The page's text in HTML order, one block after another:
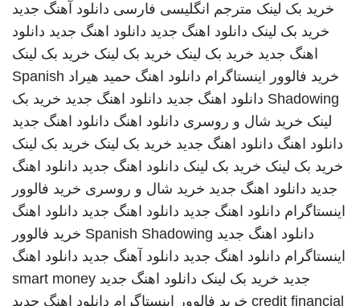
خرید بک لینک مترجم انگلیسی فارسی دانلود آهنگ جدید
خرید بک لینک دانلود اهنگ جدید دانلود اهنگ جدید دانلود
اهنگ جدید خرید بک لینک خرید بک لینک خرید بک لینک
خرید فالوور اینستاگرام دانلود اهنگ حمید هیراد Spanish
Shadowing دانلود اهنگ جدید دانلود اهنگ جدید خرید بک
لینک خرید شال و روسری دانلود اهنگ دانلود اهنگ جدید
دانلود اهنگ دانلود اهنگ جدید خرید بک لینک خرید بک لینک
خرید بک لینک خرید بک لینک دانلود اهنگ جدید دانلود اهنگ
جدید دانلود اهنگ جدید خرید شال و روسری خرید فالوور
اینستاگرام دانلود اهنگ جدید دانلود اهنگ جدید دانلود اهنگ
دانلود اهنگ جدید Spanish Shadowing خرید فالوور
اینستاگرام دانلود اهنگ جدید دانلود آهنگ جدید دانلود اهنگ
جدید خرید بک لینک دانلود اهنگ جدید smart money
credit financial خرید فالوور اینستاگرام دانلود اهنگ جدید